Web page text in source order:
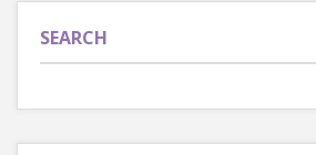
SEARCH